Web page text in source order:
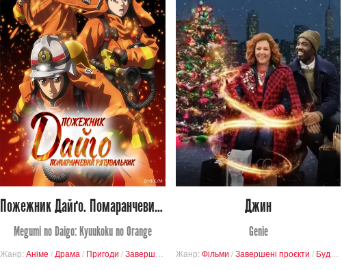
3 689
Переглядів
4 34
Пожежник Дайґо. Помаранчевий рятувальник
Megumi no Daigo: Kyuukoku no Orange
Жанр:Аніме / Драма / Пригоди /Завершені проєкти
2 068
Переглядів
0 9
Джин
Genie
Жанр: Фільми /Завершені проєкти / Буденність